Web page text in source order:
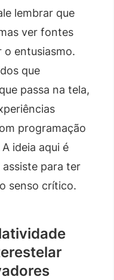
lembrar que
ver fontes
o entusiasmo.
que
passa na tela,
programação
A ideia aqui é
para ter
senso crítico.